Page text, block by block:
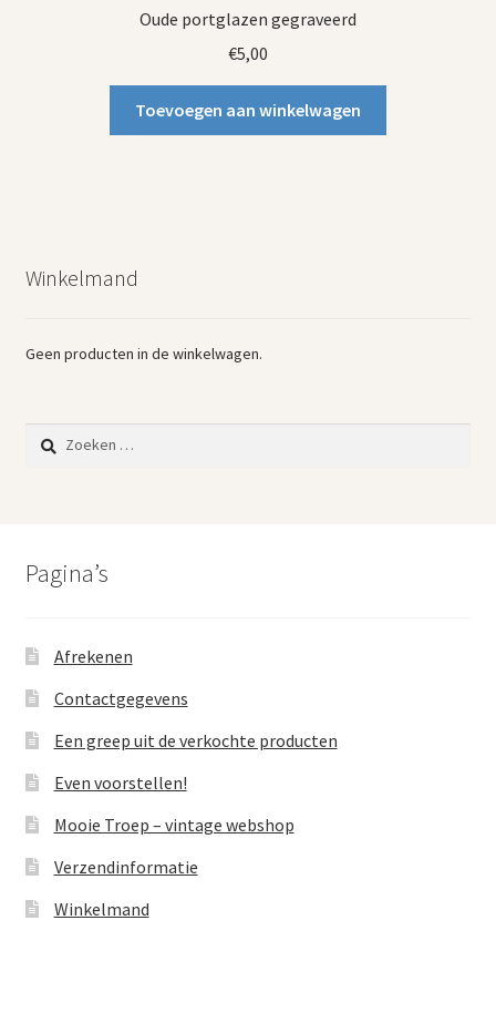
Oude portglazen gegraveerd
€5,00
Toevoegen aan winkelwagen
Winkelmand
Geen producten in de winkelwagen.
Zoeken
naar:
Pagina’s
Afrekenen
Contactgegevens
Een greep uit de verkochte producten
Even voorstellen!
Mooie Troep – vintage webshop
Verzendinformatie
Winkelmand